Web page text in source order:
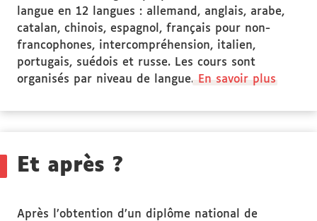
langue en 12 langues : allemand, anglais, arabe,
catalan, chinois, espagnol, français pour non-
francophones, intercompréhension, italien,
portugais, suédois et russe. Les cours sont
organisés par niveau de langue.
En savoir plus
Et après ?
Après l’obtention d’un diplôme national de